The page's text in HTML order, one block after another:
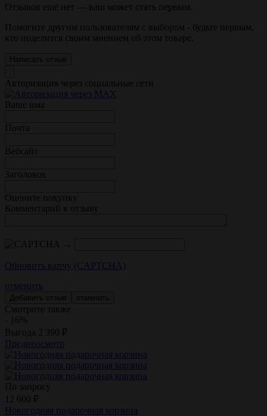
Отзывов ещё нет — ваш может стать первым.
Помогите другим пользователям с выбором - будьте первым,
кто поделится своим мнением об этом товаре.
Написать отзыв
Авторизация через социальные сети
Ваше имя
Почта
Вебсайт
Заголовок
Оцените покупку
Комментарий к отзыву
→
Обновить капчу (CAPTCHA)
отменить
отменить
Смотрите также
- 16%
Выгода 2 390 ₽
Предпросмотр
По запросу
12 600 ₽
Новогодняя подарочная корзина